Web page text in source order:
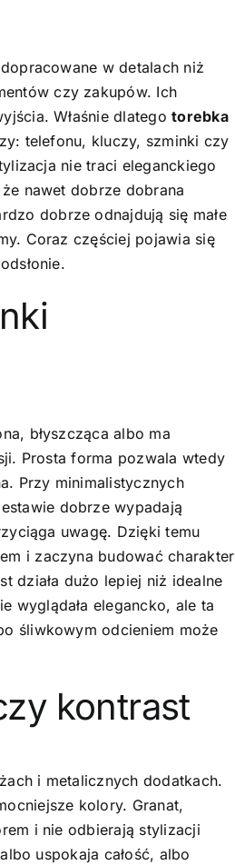
w detalach niż
czy zakupów. Ich
Właśnie dlategotorebka
telefonu, kluczy, szminki czy
nie traci eleganckiego
nawet dobrze dobrana
dobrze odnajdują się małe
Coraz częściej pojawia się
błyszcząca albo ma
Prosta forma pozwala wtedy
Przy minimalistycznych
dobrze wypadają
uwagę. Dzięki temu
i zaczyna budować charakter
działa dużo lepiej niż idealne
wyglądała elegancko, ale ta
śliwkowym odcieniem może
kontrast
i metalicznych dodatkach.
kolory. Granat,
i nie odbierają stylizacji
uspokaja całość, albo